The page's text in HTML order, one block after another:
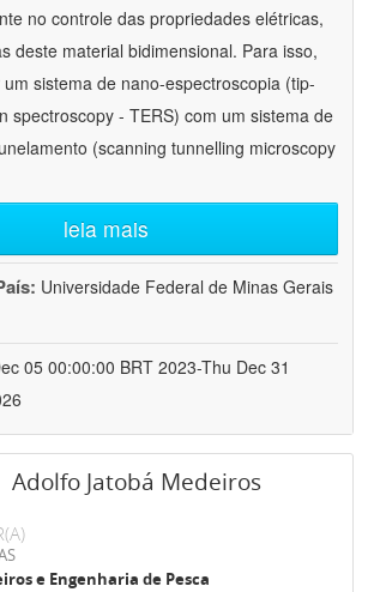
no controle das propriedades elétricas,
deste material bidimensional. Para isso,
sistema de nano-espectroscopia (tip-
spectroscopy - TERS) com um sistema de
(scanning tunnelling microscopy
leia mais
Universidade Federal de Minas Gerais
05 00:00:00 BRT 2023-Thu Dec 31
Adolfo Jatobá Medeiros
e Engenharia de Pesca